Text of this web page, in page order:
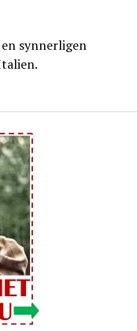
synnerligen